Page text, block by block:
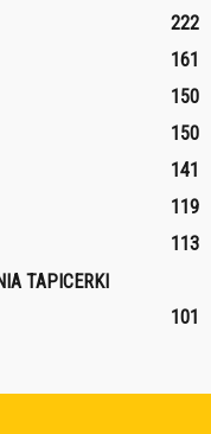
222
161
150
150
141
119
113
TAPICERKI
101